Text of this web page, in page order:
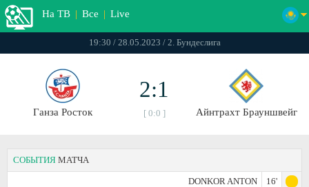
На ТВ | Все | Live
19:30 / 28.05.2023 / 2. Бундеслига
Ганза Росток
2:1
[ 0:0 ] Айнтрахт Брауншвейг
СОБЫТИЯ МАТЧА
DONKOR ANTON
16'